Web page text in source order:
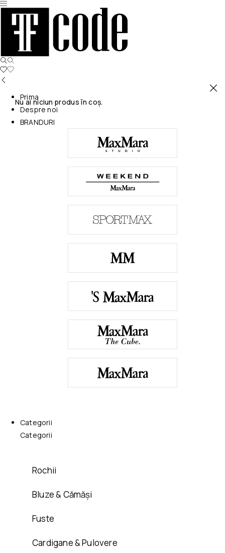
Nu ai niciun produs în coș.
Prima
Despre noi
BRANDURI
Categorii
Categorii
Rochii
Bluze & Cămăși
Fuste
Cardigane & Pulovere